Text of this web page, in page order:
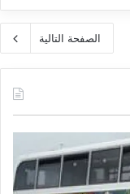
الصفحة التالية